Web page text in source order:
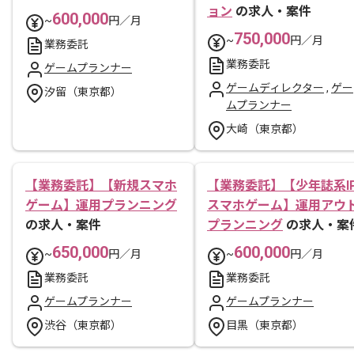
~600,000円／月
業務委託
ゲームプランナー
汐留（東京都）
ョン の求人・案件
~750,000円／月
業務委託
ゲームディレクター , ゲー
ムプランナー
大崎（東京都）
【業務委託】【新規スマホ
ゲーム】運用プランニング
の求人・案件
~650,000円／月
業務委託
ゲームプランナー
渋谷（東京都）
【業務委託】【少年誌系
スマホゲーム】運用アウ
プランニング の求人・案
~600,000円／月
業務委託
ゲームプランナー
目黒（東京都）